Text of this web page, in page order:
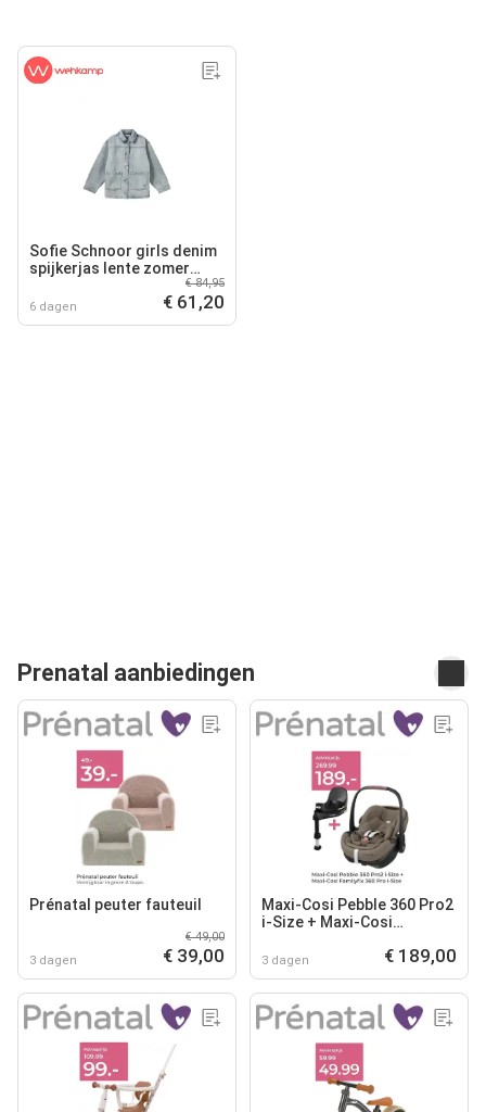
Sofie Schnoor girls denim
spijkerjas lente zomer
6 dagen
€ 84,95
€ 61,20
Prenatal aanbiedingen
Prénatal peuter fauteuil
3 dagen
€ 49,00
€ 39,00
Maxi-Cosi Pebble 360 Pro2
i-Size + Maxi-Cosi
3 dagen € 189,00